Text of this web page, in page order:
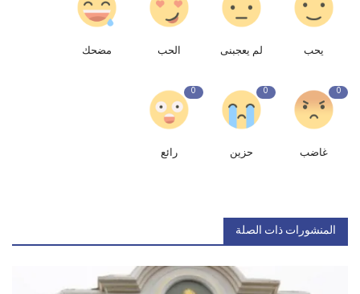
يحب لم يعجبنى الحب مضحك
0
غاضب
0
حزين
0
رائع
المنشورات ذات الصلة